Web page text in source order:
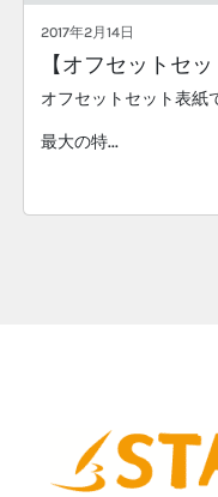
2017年2月14日
【オフセットセ
オフセットセット表紙
最大の特...